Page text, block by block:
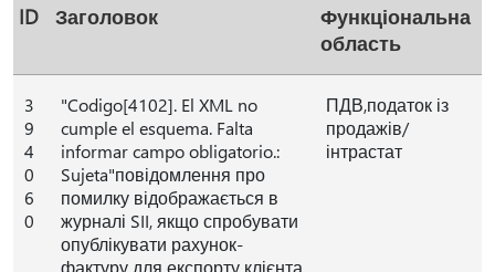
ID Заголовок
Функціональна
область
3
9
4
0
6
0
"Codigo[4102]. El XML no
cumple el esquema. Falta
informar campo obligatorio.:
Sujeta"повідомлення про
помилку відображається в
журналі SII, якщо спробувати
опублікувати рахунок-
фактуру для експорту клієнта
ПДВ,податок із
продажів/
інтрастат